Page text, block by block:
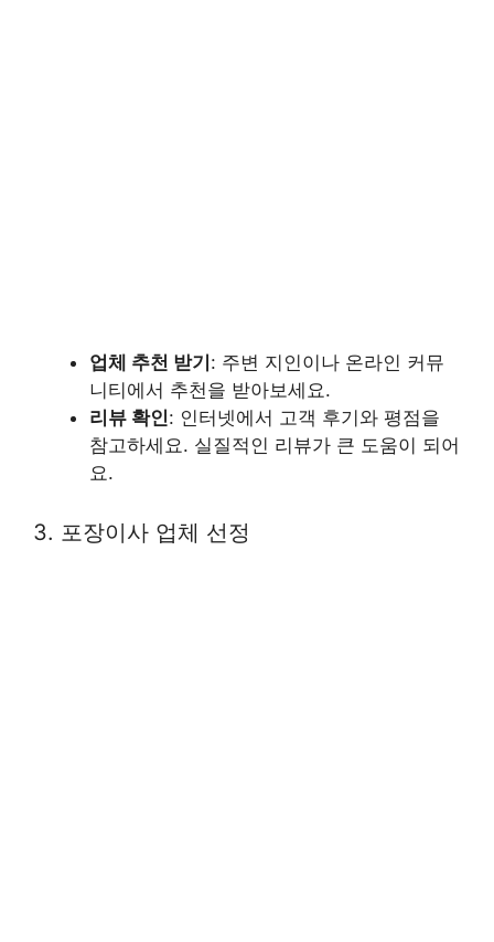
업체 추천 받기 : 주변 지인이나 온라인 커뮤
니티에서 추천을 받아보세요.
리뷰 확인: 인터넷에서 고객 후기와 평점을
참고하세요. 실질적인 리뷰가 큰 도움이 되어
요.
3. 포장이사 업체 선정